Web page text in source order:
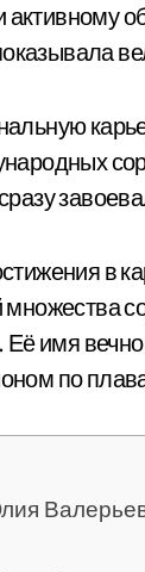
активному
в
имя
по